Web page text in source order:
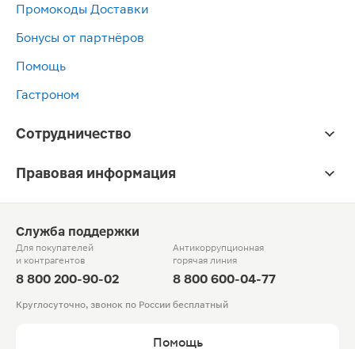
Промокоды Доставки
Бонусы от партнёров
Помощь
Гастроном
Сотрудничество
Правовая информация
Служба поддержки
Для покупателей
и контрагентов
8 800 200-90-02
Антикоррупционная
горячая линия
8 800 600-04-77
Круглосуточно, звонок по России бесплатный
Помощь